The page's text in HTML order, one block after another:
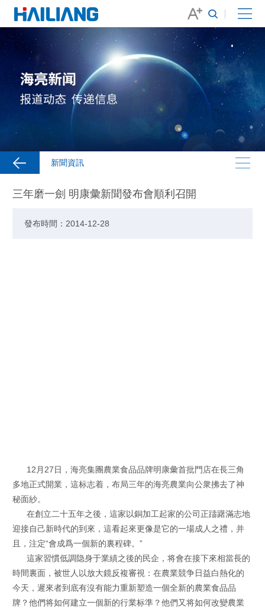
新聞資訊
三年磨一劍 明康彙新聞發布會順利召開
發布時間：2014-12-28
12月27日，海亮集團農業食品品牌明康彙首批門店在長三角
多地正式開業，這标志着，布局三年的海亮農業向公衆拂去了神
秘面紗。
在創立二十五年之後，這家以銅加工起家的公司正躊躇滿志地
迎接自己新時代的到來，這看起來更像是它的一場成人之禮，并
且，注定“會成爲一個新的裏程碑。”
這家習慣低調隐身于業績之後的民企，将會在接下來相當長的
時間裏面，被世人以放大鏡反複審視：在農業競争日益白熱化的
今天，遲來者到底有沒有能力重新塑造一個全新的農業食品品
牌？他們将如何建立一個新的行業标準？他們又将如何改變農業